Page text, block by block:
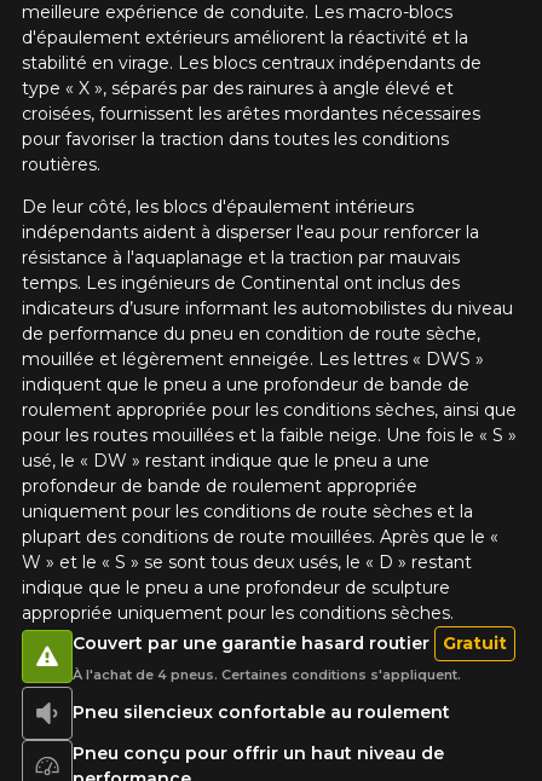
meilleure expérience de conduite. Les macro-blocs
d'épaulement extérieurs améliorent la réactivité et la
stabilité en virage. Les blocs centraux indépendants de
type « X », séparés par des rainures à angle élevé et
croisées, fournissent les arêtes mordantes nécessaires
pour favoriser la traction dans toutes les conditions
routières.
De leur côté, les blocs d'épaulement intérieurs
indépendants aident à disperser l'eau pour renforcer la
résistance à l'aquaplanage et la traction par mauvais
temps. Les ingénieurs de Continental ont inclus des
indicateurs d’usure informant les automobilistes du niveau
de performance du pneu en condition de route sèche,
mouillée et légèrement enneigée. Les lettres « DWS »
indiquent que le pneu a une profondeur de bande de
roulement appropriée pour les conditions sèches, ainsi que
pour les routes mouillées et la faible neige. Une fois le « S »
usé, le « DW » restant indique que le pneu a une
profondeur de bande de roulement appropriée
uniquement pour les conditions de route sèches et la
plupart des conditions de route mouillées. Après que le «
W » et le « S » se sont tous deux usés, le « D » restant
indique que le pneu a une profondeur de sculpture
appropriée uniquement pour les conditions sèches.
Pneu silencieux confortable au roulement
Pneu conçu pour offrir un haut niveau de
Couvert par une garantie hasard routier Gratuit
À l'achat de 4 pneus. Certaines conditions s'appliquent.